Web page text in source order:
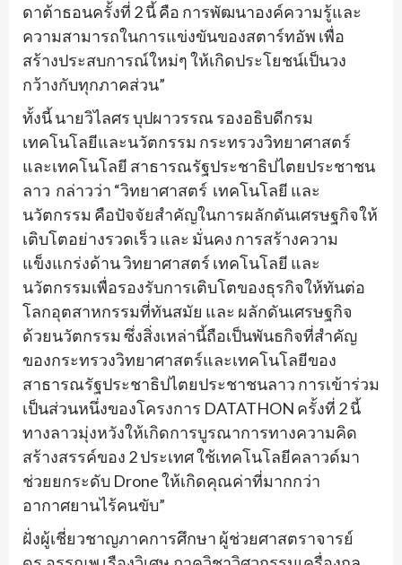
ดาต้าธอนครั้งที่ 2 นี้ คือ การพัฒนาองค์ความรู้และ
ความสามารถในการแข่งขันของสตาร์ทอัพ เพื่อ
สร้างประสบการณ์ใหม่ๆ ให้เกิดประโยชน์เป็นวง
กว้างกับทุกภาคส่วน”
ทั้งนี้ นายวิไลศร บุปผาวรรณ รองอธิบดีกรม
เทคโนโลยีและนวัตกรรม กระทรวงวิทยาศาสตร์
และเทคโนโลยี สาธารณรัฐประชาธิปไตยประชาชน
ลาว กล่าวว่า “วิทยาศาสตร์ เทคโนโลยี และ
นวัตกรรม คือปัจจัยสำคัญในการผลักดันเศรษฐกิจให้
เติบโตอย่างรวดเร็ว และ มั่นคง การสร้างความ
แข็งแกร่งด้าน วิทยาศาสตร์ เทคโนโลยี และ
นวัตกรรมเพื่อรองรับการเติบโตของธุรกิจให้ทันต่อ
โลกอุตสาหกรรมที่ทันสมัย และ ผลักดันเศรษฐกิจ
ด้วยนวัตกรรม ซึ่งสิ่งเหล่านี้ถือเป็นพันธกิจที่สำคัญ
ของกระทรวงวิทยาศาสตร์และเทคโนโลยีของ
สาธารณรัฐประชาธิปไตยประชาชนลาว การเข้าร่วม
เป็นส่วนหนึ่งของโครงการ DATATHON ครั้งที่ 2 นี้
ทางลาวมุ่งหวังให้เกิดการบูรณาการทางความคิด
สร้างสรรค์ของ 2 ประเทศ ใช้เทคโนโลยีคลาวด์มา
ช่วยยกระดับ Drone ให้เกิดคุณค่าที่มากกว่า
อากาศยานไร้คนขับ”
ฝั่งผู้เชี่ยวชาญภาคการศึกษา ผู้ช่วยศาสตราจารย์